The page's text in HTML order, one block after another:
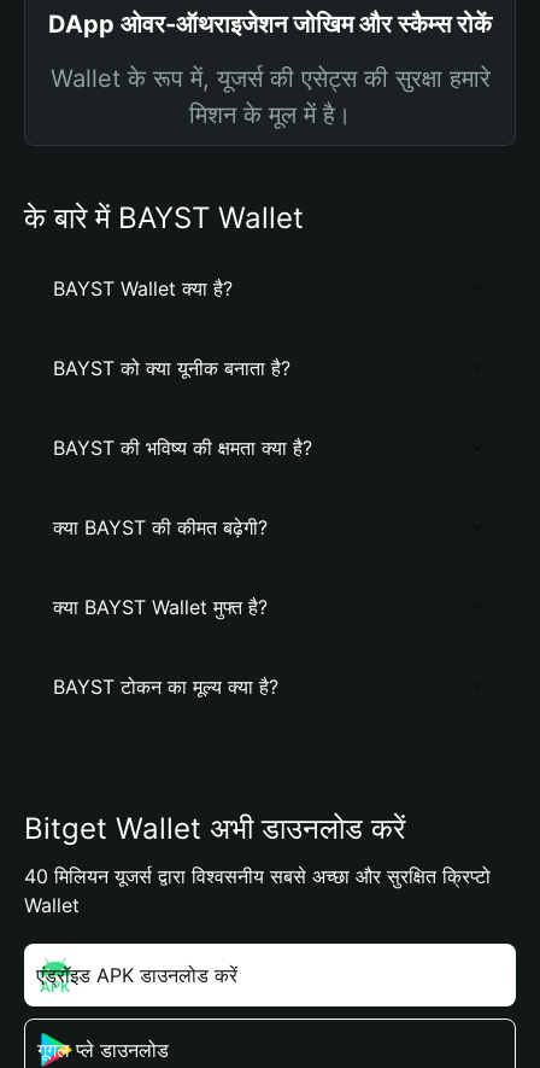
DApp ओवर-ऑथराइजेशन जोखिम और स्कैम्स रोकें
Wallet के रूप में, यूजर्स की एसेट्स की सुरक्षा हमारे
मिशन के मूल में है।
के बारे में BAYST Wallet
BAYST Wallet क्या है?
BAYST को क्या यूनीक बनाता है?
BAYST की भविष्य की क्षमता क्या है?
क्या BAYST की कीमत बढ़ेगी?
क्या BAYST Wallet मुफ्त है?
BAYST टोकन का मूल्य क्या है?
Bitget Wallet अभी डाउनलोड करें
40 मिलियन यूजर्स द्वारा विश्वसनीय सबसे अच्छा और सुरक्षित क्रिप्टो
Wallet
एंड्रॉइड APK डाउनलोड करें
गूगल प्ले डाउनलोड